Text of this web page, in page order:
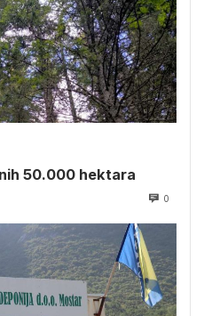
50.000 hektara
0